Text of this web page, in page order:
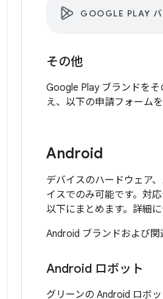
GOOGLE PLAY
その他
Google Play ブランドをそ
え、以下の申請フォーム
Android
デバイスのハードウェア
イスでのみ可能です。対
以下にまとめます。詳細に
Android ブランドおよび関
Android ロボット
グリーンの Android ロボ